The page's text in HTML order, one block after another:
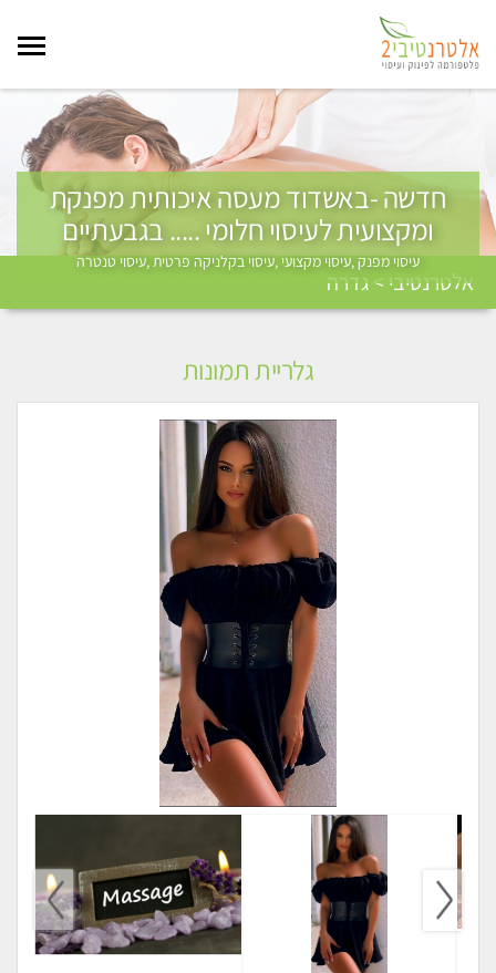
חדשה -באשדוד מעסה איכותית מפנקת
ומקצועית לעיסוי חלומי ..... בגבעתיים
עיסוי מפנק ,עיסוי מקצועי ,עיסוי בקלניקה פרטית ,עיסוי טנטרה
אלטרנטיבי > גדרה
גלריית תמונות